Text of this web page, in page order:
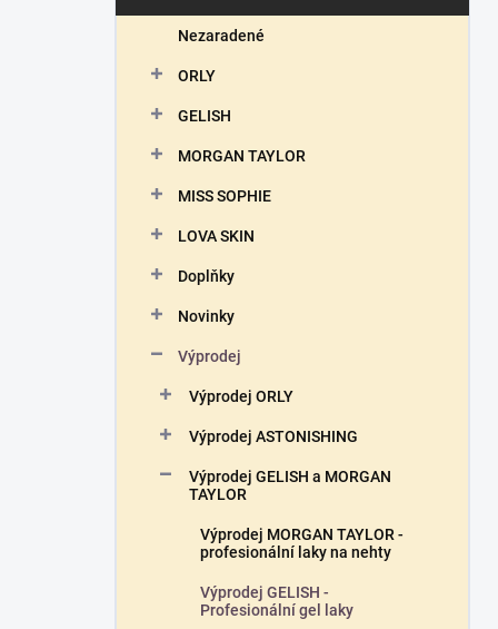
s
kategorie
Nezaradené
ORLY
GELISH
MORGAN TAYLOR
MISS SOPHIE
LOVA SKIN
Doplňky
Novinky
Výprodej
Výprodej ORLY
Výprodej ASTONISHING
Výprodej GELISH a MORGAN
TAYLOR
Výprodej MORGAN TAYLOR -
profesionální laky na nehty
Výprodej GELISH -
Profesionální gel laky